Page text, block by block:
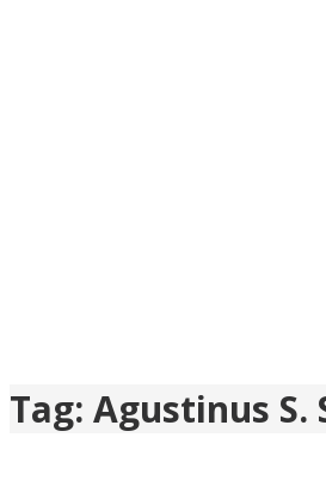
Tag: Agustinus S.